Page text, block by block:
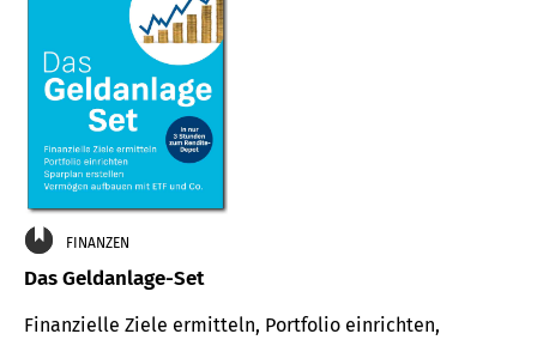
FINANZEN
Das Geldanlage-Set
Finanzielle Ziele ermitteln, Portfolio einrichten,